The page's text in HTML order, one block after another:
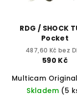
RDG / SHOCK
Pocket
487,60 Kč bez
590 Kč
Multicam Original
Skladem (5